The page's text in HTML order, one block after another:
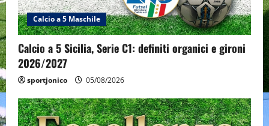
Calcio a 5 Maschile
Calcio a 5 Sicilia, Serie C1: definiti organici e gironi
2026/2027
sportjonico 05/08/2026